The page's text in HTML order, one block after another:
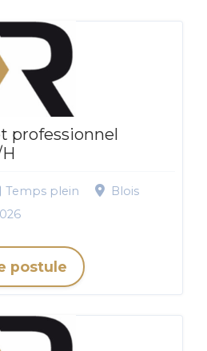
professionnel
Temps plein
Blois
postule